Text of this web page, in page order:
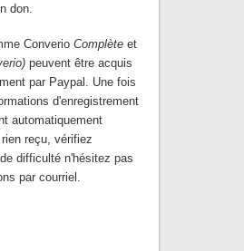
don.
Converio Complèteet
peuvent être acquis
par Paypal. Une fois
d'enregistrement
automatiquement
reçu, vérifiez
difficulté n'hésitez pas
par courriel.